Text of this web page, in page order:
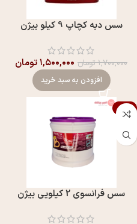
سس دبه کچاپ 9 کیلو بیژن
۱,۷۰۰,۰۰۰تومان ۱,۵۰۰,۰۰۰تومان
افزودن به سبد خرید
-10%
سس فرانسوی 2 کیلویی بیژن